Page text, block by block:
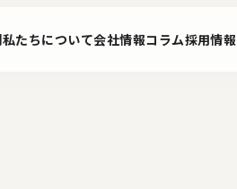
私たちについて会社情報コラム採用情報